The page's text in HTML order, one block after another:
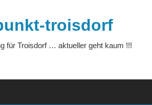
troisdorf
für Troisdorf … aktueller geht kaum !!!